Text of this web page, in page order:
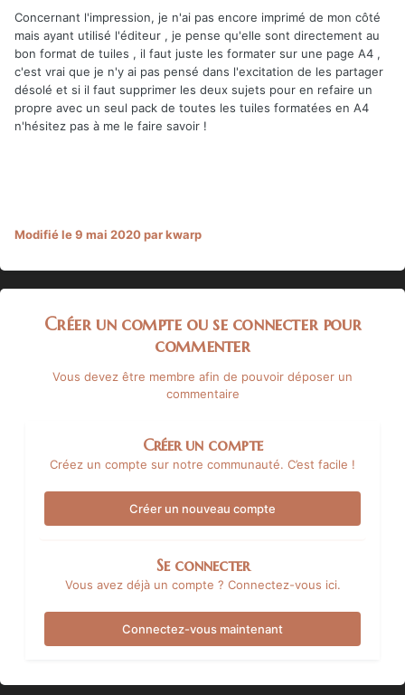
Concernant l'impression, je n'ai pas encore imprimé de mon côté
mais ayant utilisé l'éditeur , je pense qu'elle sont directement au
bon format de tuiles , il faut juste les formater sur une page A4 ,
c'est vrai que je n'y ai pas pensé dans l'excitation de les partager
désolé et si il faut supprimer les deux sujets pour en refaire un
propre avec un seul pack de toutes les tuiles formatées en A4
n'hésitez pas à me le faire savoir !
Modifiéle 9 mai 2020par kwarp
Créer un compte ou se connecter pour
commenter
Vous devez être membre afin de pouvoir déposer un
commentaire
Créer un compte
Créez un compte sur notre communauté. C’est facile !
Créer un nouveau compte
Se connecter
Vous avez déjà un compte ? Connectez-vous ici.
Connectez-vous maintenant